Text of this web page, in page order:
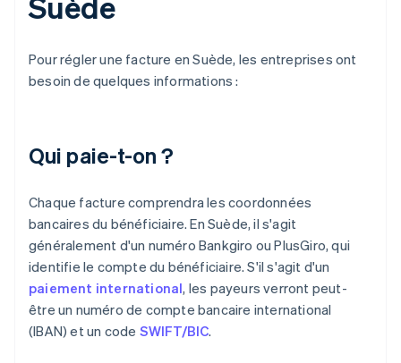
Pour régler une facture en Suède, les entreprises ont
besoin de quelques informations :
Qui paie-t-on ?
Chaque facture comprendra les coordonnées
bancaires du bénéficiaire. En Suède, il s'agit
généralement d'un numéro Bankgiro ou PlusGiro, qui
identifie le compte du bénéficiaire. S'il s'agit d'un
paiement international, les payeurs verront peut-
être un numéro de compte bancaire international
(IBAN) et un code SWIFT/BIC.